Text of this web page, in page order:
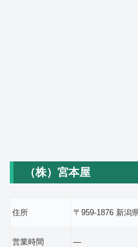
（株）宮本屋
住所 〒959-1876 新潟
営業時間 ―